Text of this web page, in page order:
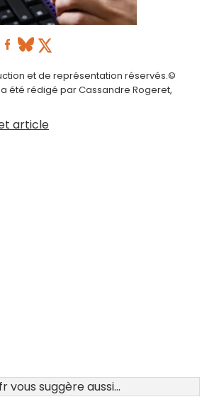
et de représentation réservés.©
été rédigé par Cassandre Rogeret,
article
vous suggère aussi...